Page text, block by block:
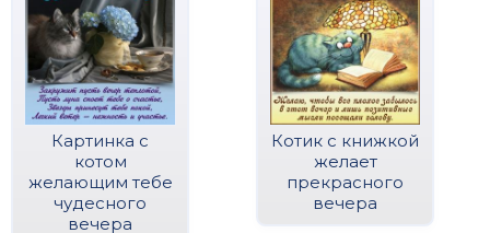
Картинка с
котом
желающим тебе
чудесного
вечера
Котик с книжкой
желает
прекрасного
вечера